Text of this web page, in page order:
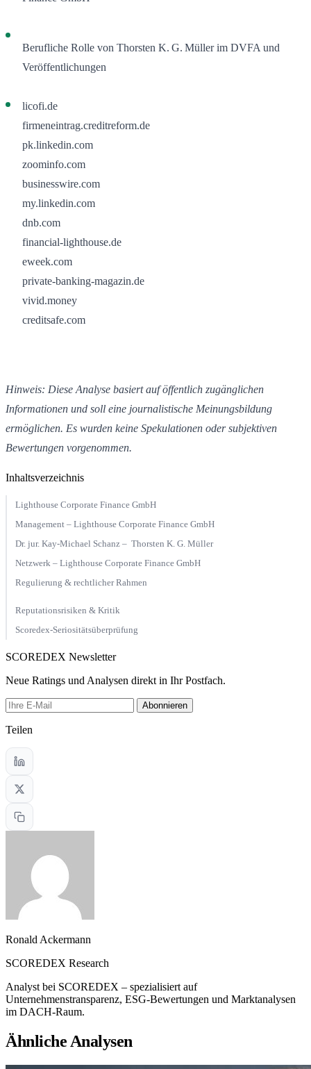
Berufliche Rolle von Thorsten K. G. Müller im DVFA und
Veröffentlichungen
licofi.de
firmeneintrag.creditreform.de
pk.linkedin.com
zoominfo.com
businesswire.com
my.linkedin.com
dnb.com
financial-lighthouse.de
eweek.com
private-banking-magazin.de
vivid.money
creditsafe.com
Hinweis: Diese Analyse basiertauföffentlich zugänglichen
Informationen und soll eine journalistische Meinungsbildung
ermöglichen. Es wurden keine Spekulationen odersubjektiven
Bewertungen vorgenommen.
Inhaltsverzeichnis
Lighthouse Corporate Finance GmbH
Management – Lighthouse Corporate Finance GmbH
Dr. jur. Kay‑Michael Schanz – Thorsten K. G. Müller
Netzwerk – Lighthouse Corporate Finance GmbH
Regulierung & rechtlicher Rahmen
Reputationsrisiken & Kritik
Scoredex-Seriositätsüberprüfung
SCOREDEX Newsletter
Neue Ratings und Analysen direkt in Ihr Postfach.
Abonnieren
Teilen
Ronald Ackermann
SCOREDEX Research
Analyst bei SCOREDEX – spezialisiert auf
Unternehmenstransparenz, ESG-Bewertungen und Marktanalysen
im DACH-Raum.
Ähnliche Analysen